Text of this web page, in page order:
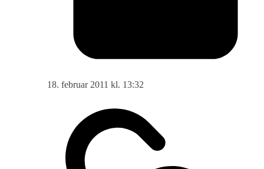
18. februar 2011 kl. 13:32